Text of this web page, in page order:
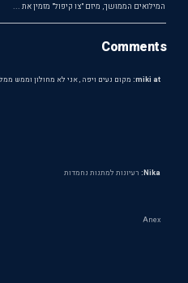
המילואים הממושך, מיזם "צו קיפול" מזמין את ...
Comments
miki at: מקום נעים ויפה , אני לא מחולון וממש
Nika: רעיונות למתנות נחמדות
Anex